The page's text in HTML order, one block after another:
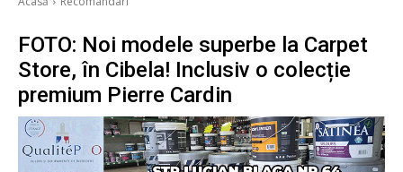
FOTO: Noi modele superbe la Carpet
Store, în Cibela! Inclusiv o colecție
premium Pierre Cardin